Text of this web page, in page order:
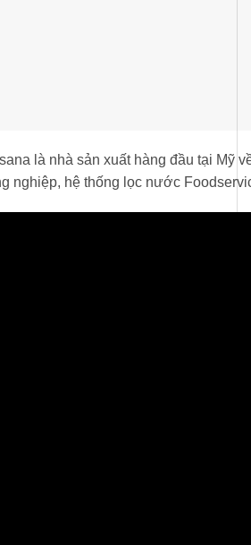
là nhà sản xuất hàng đầu tại
nghiệp, hệ thống lọc nước